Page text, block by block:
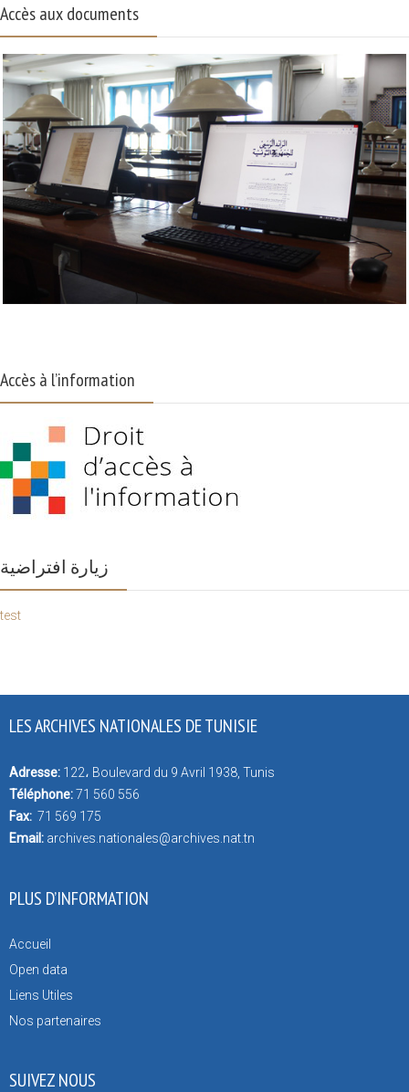
Accès aux documents
Accès à l’information
زيارة افتراضية
test
LES ARCHIVES NATIONALES DE TUNISIE
Adresse: 122، Boulevard du 9 Avril 1938, Tunis
Téléphone:71 560 556
Fax: 71 569 175
Email: archives.nationales@archives.nat.tn
PLUS D’INFORMATION
Accueil
Open data
Liens Utiles
Nos partenaires
SUIVEZ NOUS